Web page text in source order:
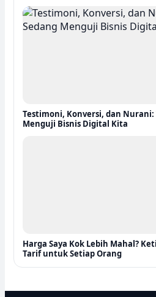
Testimoni, Konversi, dan Nurani:
Menguji Bisnis Digital Kita
Harga Saya Kok Lebih Mahal?
Tarif untuk Setiap Orang